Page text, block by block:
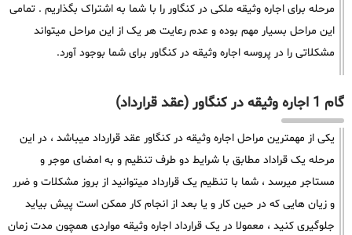
مرحله برای اجاره وثیقه ملکی در کنگاور را با شما به اشتراک بگذاریم . تمامی
این مراحل بسیار مهم بوده و عدم رعایت هر یک از این مراحل میتواند
مشکلاتی را در پروسه اجاره وثیقه در کنگاور برای شما بوجود آورد.
گام 1 اجاره وثیقه در کنگاور (عقد قرارداد)
یکی از مهمترین مراحل اجاره وثیقه در کنگاور عقد قرارداد میباشد ، در این
مرحله یک قراداد مطابق با شرایط دو طرف تنظیم و به امضای موجر و
مستاجر میرسد ، شما با تنظیم یک قرارداد میتوانید از بروز مشکلات و ضرر
و زیان هایی که در حین کار و یا بعد از انجام کار ممکن است پیش بیاید
جلوگیری کنید ، معمولا در یک قرارداد اجاره وثیقه مواردی همچون مدت زمان